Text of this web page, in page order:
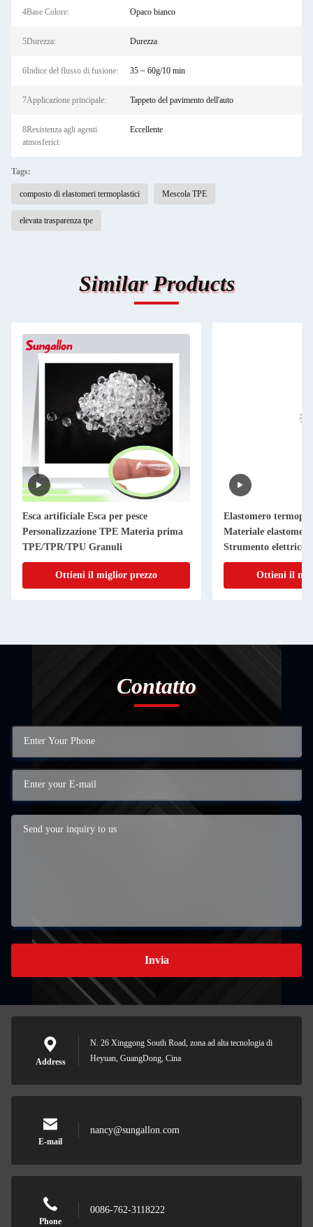
4Base Colore: Opaco bianco
5Durezza: Durezza
6Indice del flusso di fusione: 35 ~ 60g/10 min
7Applicazione principale: Tappeto del pavimento dell'auto
8Resistenza agli agenti
atmosferici:
Eccellente
Tags:
composto di elastomeri termoplastici Mescola TPE
elevata trasparenza tpe
Similar Products
Esca artificiale Esca per pesce
Personalizzazione TPE Materia prima
TPE/TPR/TPU Granuli
Ottieni il miglior prezzo
Elastomero
Materiale
Strumento elettrico
antiscivolo
Ottieni il
Contatto
Invia
Address
N. 26 Xinggong South Road, zona ad alta tecnologia di
Heyuan, GuangDong, Cina
E-mail
nancy@sungallon.com
Phone
0086-762-3118222